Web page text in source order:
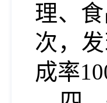
理、
次，
成率